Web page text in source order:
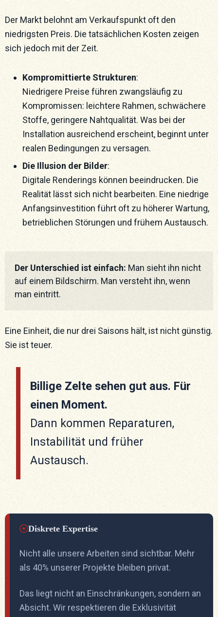
Der Markt belohnt am Verkaufspunkt oft den
niedrigsten Preis. Die tatsächlichen Kosten zeigen
sich jedoch mit der Zeit.
Kompromittierte Strukturen:
Niedrigere Preise führen zwangsläufig zu
Kompromissen: leichtere Rahmen, schwächere
Stoffe, geringere Nahtqualität. Was bei der
Installation ausreichend erscheint, beginnt unter
realen Bedingungen zu versagen.
Die Illusion der Bilder:
Digitale Renderings können beeindrucken. Die
Realität lässt sich nicht bearbeiten. Eine niedrige
Anfangsinvestition führt oft zu höherer Wartung,
betrieblichen Störungen und frühem Austausch.
Der Unterschied ist einfach: Man sieht ihn nicht
auf einem Bildschirm. Man versteht ihn, wenn
man eintritt.
Eine Einheit, die nur drei Saisons hält, ist nicht günstig.
Sie ist teuer.
Billige Zelte sehen gut aus. Für
einen Moment.
Dann kommen Reparaturen,
Instabilität und früher
Austausch.
Diskrete Expertise
Nicht alle unsere Arbeiten sind sichtbar. Mehr
als 40% unserer Projekte bleiben privat.
Das liegt nicht an Einschränkungen, sondern an
Absicht. Wir respektieren die Exklusivität